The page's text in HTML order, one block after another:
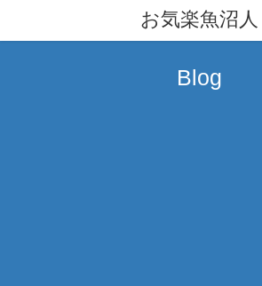
テ
ゲ
お気楽魚沼人
Blog